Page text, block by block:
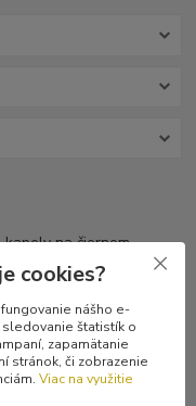
na čiernom
cookies?
nášho e-
štatistík o
zapamätanie
stránok, či zobrazenie
Viac na využitie